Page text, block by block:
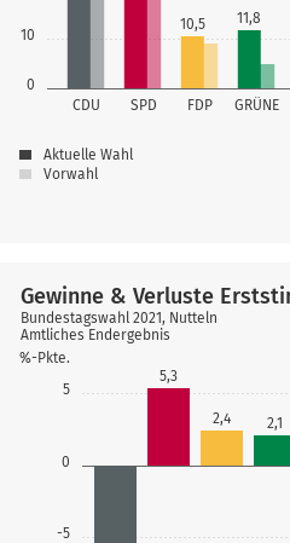
0
10
CDU SPD FDP GRÜNE
10,5
11,8
Aktuelle Wahl
Vorwahl
-5
0
5
%-Pkte.
5,3
2,4
2,1
Gewinne & Verluste
Bundestagswahl 2021, Nutteln
Amtliches Endergebnis